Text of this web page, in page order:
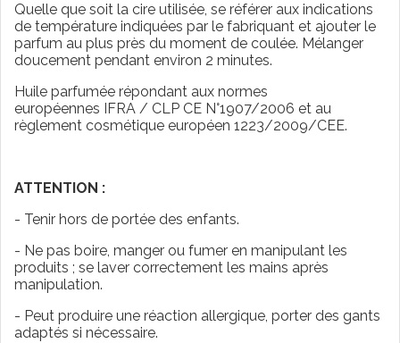
Quelle que soit la cire utilisée, se référer aux indications
de température indiquées par le fabriquant et ajouter le
parfum au plus près du moment de coulée. Mélanger
doucement pendant environ 2 minutes.
Huile parfumée répondant aux normes
européennes IFRA / CLP CE N°1907/2006 et au
règlement cosmétique européen 1223/2009/CEE.
ATTENTION :
- Tenir hors de portée des enfants.
- Ne pas boire, manger ou fumer en manipulant les
produits ; se laver correctement les mains après
manipulation.
- Peut produire une réaction allergique, porter des gants
adaptés si nécessaire.